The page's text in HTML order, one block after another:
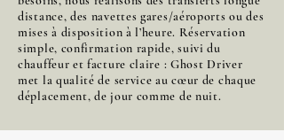
distance, des navettes gares/aéroports ou des
mises à disposition à l’heure. Réservation
simple, confirmation rapide, suivi du
chauffeur et facture claire : Ghost Driver
met la qualité de service au cœur de chaque
déplacement, de jour comme de nuit.